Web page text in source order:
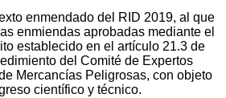
enmendado del RID 2019, al que
enmiendas aprobadas mediante el
establecido en el artículo 21.3 de
del Comité de Expertos
Mercancías Peligrosas, con objeto
científico y técnico.